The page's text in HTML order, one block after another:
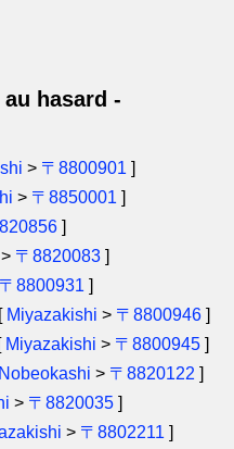
hasard -
> 〒8800901 ]
> 〒8850001 ]
]
> 〒8820083 ]
〒8800931 ]
[ Miyazakishi > 〒8800946 ]
[ Miyazakishi > 〒8800945 ]
Nobeokashi > 〒8820122 ]
> 〒8820035 ]
> 〒8802211 ]